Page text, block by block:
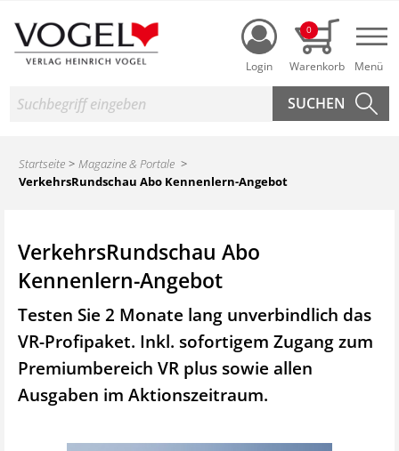
Login
0
Suche
Startseite
Magazine & Portale
VerkehrsRundschau Abo Kennenlern-Angebot
VerkehrsRundschau Abo
Kennenlern-Angebot
Testen Sie 2 Monate lang unverbindlich das
VR-Profipaket. Inkl. sofortigem Zugang zum
Premiumbereich VR plus sowie allen
Ausgaben im Aktionszeitraum.